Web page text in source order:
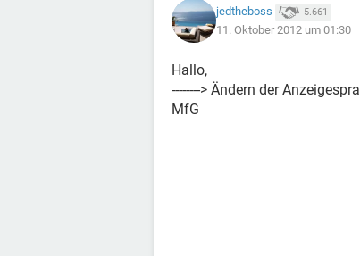
jedtheboss 5.661
11. Oktober 2012 um 01:30
Hallo,
--------> Ändern der
MfG